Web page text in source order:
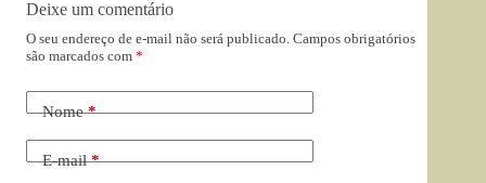
Deixe um comentário
O seu endereço de e-mail não será publicado. Campos obrigatórios
são marcados com *
Nome*
E-mail*